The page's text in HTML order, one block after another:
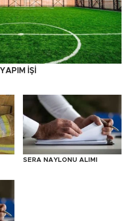
İŞİ
SERA NAYLONU ALIMI